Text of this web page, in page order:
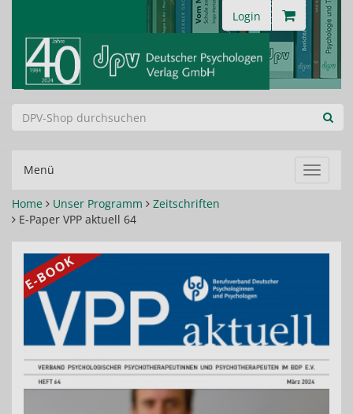
Login
Menü
ein-/
Home
Unser Programm
Zeitschriften
E-Paper VPP aktuell 64